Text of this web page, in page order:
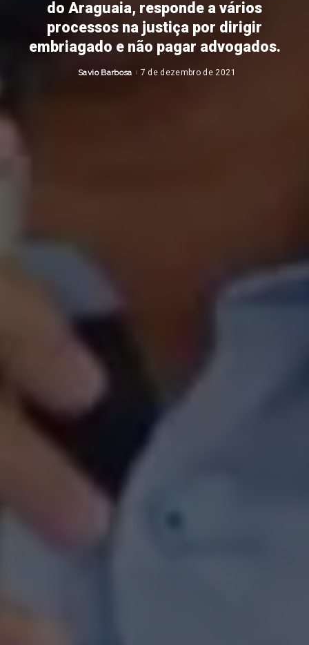
do Araguaia, responde a vários
processos na justiça por dirigir
embriagado e não pagar advogados.
Posted
Savio Barbosa 7 de dezembro de 2021